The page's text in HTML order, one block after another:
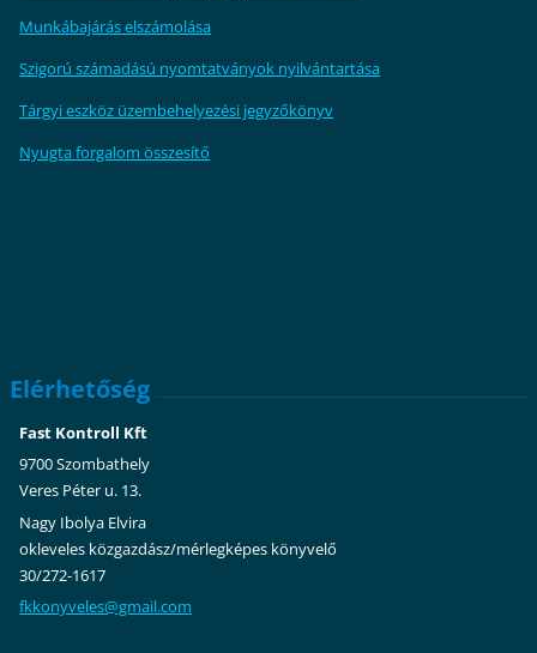
Munkábajárás elszámolása
Szigorú számadású nyomtatványok nyilvántartása
Tárgyi eszköz üzembehelyezési jegyzőkönyv
Nyugta forgalom összesítő
Elérhetőség
Fast Kontroll Kft
9700 Szombathely
Veres Péter u. 13.
Nagy Ibolya Elvira
okleveles közgazdász/mérlegképes könyvelő
30/272-1617
fkkonyveles@gmail.com